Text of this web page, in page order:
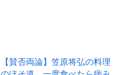
【賛否両論】笠原将弘の料理